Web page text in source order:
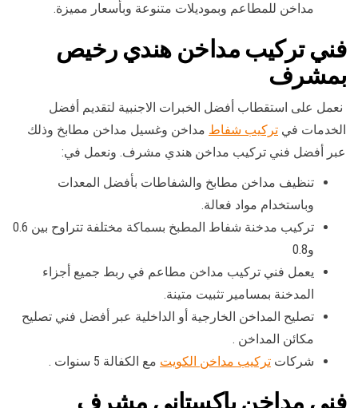
مداخن للمطاعم وبموديلات متنوعة وبأسعار مميزة.
فني تركيب مداخن هندي رخيص
بمشرف
نعمل على استقطاب أفضل الخبرات الاجنبية لتقديم أفضل
الخدمات في تركيب شفاط مداخن وغسيل مداخن مطابخ وذلك
عبر أفضل فني تركيب مداخن هندي مشرف. ونعمل في:
تنظيف مداخن مطابخ والشفاطات بأفضل المعدات
وباستخدام مواد فعالة.
تركيب مدخنة شفاط المطبخ بسماكة مختلفة تتراوح بين 0.6
و0.8
يعمل فني تركيب مداخن مطاعم في ربط جميع أجزاء
المدخنة بمسامير تثبيت متينة.
تصليح المداخن الخارجية أو الداخلية عبر أفضل فني تصليح
مكائن المداخن .
شركات تركيب مداخن الكويت مع الكفالة 5 سنوات .
فني مداخن باكستاني مشرف